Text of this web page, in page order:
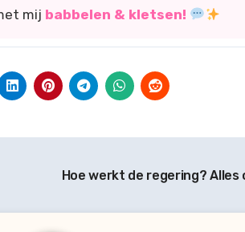
mij babbelen & kletsen!
Hoe werkt de regering? Alles